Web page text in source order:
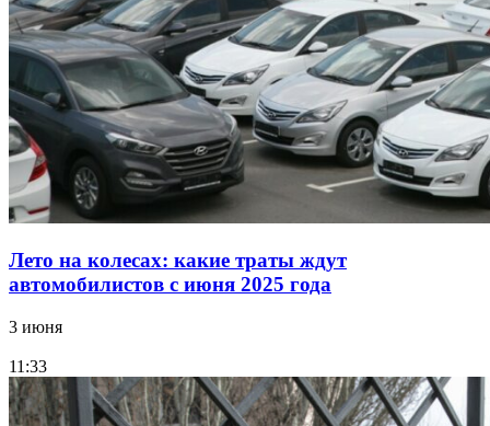
Лето на колесах: какие траты ждут
автомобилистов с июня 2025 года
3 июня
11:33